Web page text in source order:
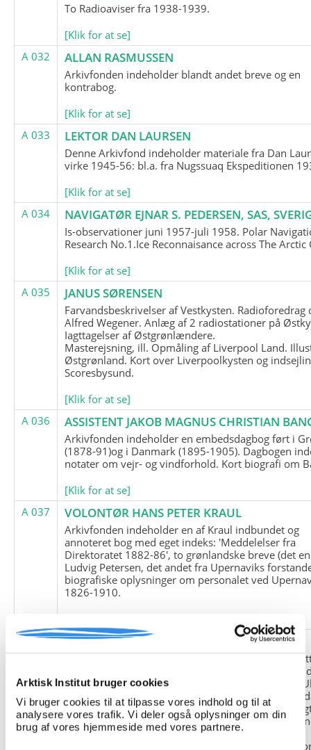
Arktisk Institut bruger cookies
Vi bruger cookies til at tilpasse vores indhold og til at
analysere vores trafik. Vi deler også oplysninger om din
brug af vores hjemmeside med vores partnere.
To Radioaviser fra 1938-1939.
[Klik for at se]
A 032
ALLAN RASMUSSEN
Arkivfonden indeholder blandt andet breve og en
kontrabog.
[Klik for at se]
A 033
LEKTOR DAN LAURSEN
Denne Arkivfond indeholder materiale fra Dan
virke 1945-56: bl.a. fra Nugssuaq Ekspeditionen
[Klik for at se]
A 034
NAVIGATØR EJNAR S. PEDERSEN, SAS,
Is-observationer juni 1957-juli 1958. Polar
Research No.1.Ice Reconnaisance across The Arctic
[Klik for at se]
A 035
JANUS SØRENSEN
Farvandsbeskrivelser af Vestkysten. Radioforedrag
Alfred Wegener. Anlæg af 2 radiostationer på
Iagttagelser af Østgrønlændere.
Masterejsning, ill. Opmåling af Liverpool Land.
Østgrønland. Kort over Liverpoolkysten og
Scoresbysund.
[Klik for at se]
A 036
ASSISTENT JAKOB MAGNUS CHRISTIAN
Arkivfonden indeholder en embedsdagbog ført i
(1878-91)og i Danmark (1895-1905). Dagbogen
notater om vejr- og vindforhold. Kort biografi om
[Klik for at se]
A 037
VOLONTØR HANS PETER KRAUL
Arkivfonden indeholder en af Kraul indbundet og
annoteret bog med eget indeks: 'Meddelelser fra
Direktoratet 1882-86', to grønlandske breve (det
Ludvig Petersen, det andet fra Upernaviks
biografiske oplysninger om personalet ved
1826-1910.
A 038
FRIEDRICH LITTMANN
Denne arkivfond indeholder en kopi af Friedrich
upublicerede erindringer. Originalen befinder sig i
tyske historiker Franz Selingers privatarkiv i byen
Tyskland. Friedrich Littmann var en af de tyske
der var med i vejrstationen "Holzauge" i Hansa
Nordøstgrønland under Anden Verdenskrig.
"Holzauge" blev opdaget af Nordøstgrønlands
Slædepatrulje med Eli Knudsen som medlem og